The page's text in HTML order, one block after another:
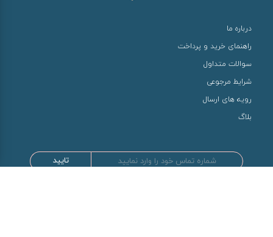
درباره ما
راهنمای خرید و پرداخت
سوالات متداول
شرایط مرجوعی
رویه های ارسال
بلاگ
تایید